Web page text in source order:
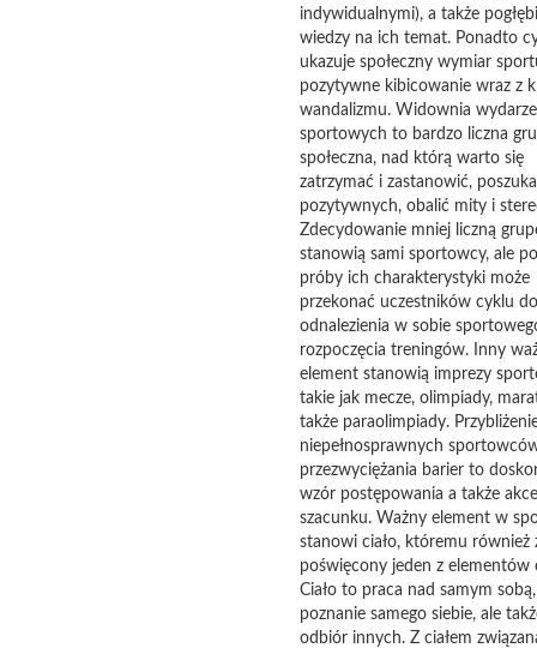
indywidualnymi), a także
wiedzy na ich temat. Ponadto
ukazuje społeczny wymiar
pozytywne kibicowanie wraz z
wandalizmu. Widownia
sportowych to bardzo liczna
społeczna, nad którą warto się
zatrzymać i zastanowić,
pozytywnych, obalić mity i
Zdecydowanie mniej liczną
stanowią sami sportowcy, ale
próby ich charakterystyki może
przekonać uczestników cyklu do
odnalezienia w sobie
rozpoczęcia treningów. Inny
element stanowią imprezy
takie jak mecze, olimpiady,
także paraolimpiady.
niepełnosprawnych
przezwyciężania barier to
wzór postępowania a także
szacunku. Ważny element w
stanowi ciało, któremu również
poświęcony jeden z elementów
Ciało to praca nad samym sobą,
poznanie samego siebie, ale
odbiór innych. Z ciałem